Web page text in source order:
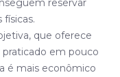
reservar
que oferece
praticado em pouco
é mais econômico